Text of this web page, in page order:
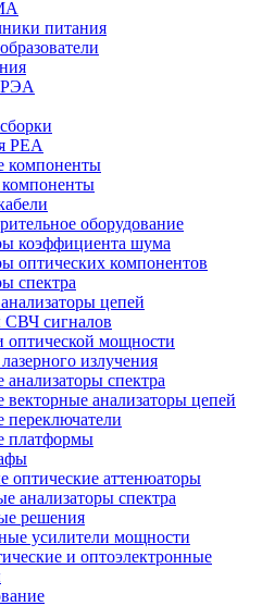
питания
РЭА
РЕА
компоненты
оборудование
коэффициента шума
оптических компонентов
спектра
цепей
СВЧ сигналов
оптической мощности
излучения
спектра
векторные анализаторы цепей
переключатели
платформы
оптические аттенюаторы
анализаторы спектра
решения
усилители мощности
и оптоэлектронные